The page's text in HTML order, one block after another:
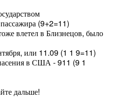
(9+2=11)
влетел в Близнецов, было
или 11.09 (1 1 9=11)
в США - 911 (9 1
дальше!